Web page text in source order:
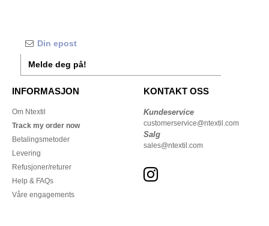
Melde deg på!
INFORMASJON
Om Ntextil
Track my order now
Betalingsmetoder
Levering
Refusjoner/returer
Help & FAQs
Våre engagements
KONTAKT OSS
Kundeservice
customerservice@ntextil.com
Salg
sales@ntextil.com